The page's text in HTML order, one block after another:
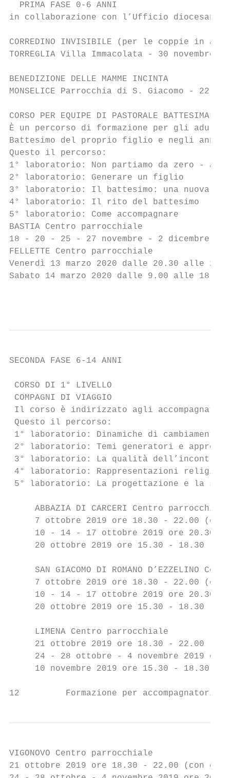
  PRIMA FASE 0-6 ANNI
in collaborazione con l’Ufficio diocesano
CORREDINO INVISIBILE (per le coppie in
TORREGLIA Villa Immacolata - 30
BENEDIZIONE DELLE MAMME INCINTA
MONSELICE Parrocchia di S. Giacomo - 22
CORSO PER EQUIPE DI PASTORALE BATTESIMALE
È un percorso di formazione per gli adulti
Battesimo del proprio figlio e negli anni
Questo il percorso:
1° laboratorio: Non partiamo da zero -
2° laboratorio: Generare un figlio
3° laboratorio: Il battesimo: una nuova
4° laboratorio: Il rito del battesimo
5° laboratorio: Come accompagnare
BASTIA Centro parrocchiale
18 - 20 - 25 - 27 novembre - 2 dicembre
FELLETTE Centro parrocchiale
Venerdì 13 marzo 2020 dalle 20.30 alle
Sabato 14 marzo 2020 dalle 9.00 alle
SECONDA FASE 6-14 ANNI
CORSO DI 1° LIVELLO
COMPAGNI DI VIAGGIO
Il corso è indirizzato agli
Questo il percorso:
1° laboratorio: Dinamiche di
2° laboratorio: Temi generatori e
3° laboratorio: La qualità dell’incontro
4° laboratorio: Rappresentazioni
5° laboratorio: La progettazione e la
     ABBAZIA DI CARCERI Centro parrocchiale
7 ottobre 2019 ore 18.30 - 22.00 (con
10 - 14 - 17 ottobre 2019 ore 20.30 -
     20 ottobre 2019 ore 15.30 - 18.30
SAN GIACOMO DI ROMANO D’EZZELINO
7 ottobre 2019 ore 18.30 - 22.00 (con
10 - 14 - 17 ottobre 2019 ore 20.30 -
     20 ottobre 2019 ore 15.30 - 18.30
     LIMENA Centro parrocchiale
21 ottobre 2019 ore 18.30 - 22.00
24 - 28 ottobre - 4 novembre 2019 ore
     10 novembre 2019 ore 15.30 - 18.30
12         Formazione per accompagnatori
VIGONOVO Centro parrocchiale
21 ottobre 2019 ore 18.30 - 22.00 (con